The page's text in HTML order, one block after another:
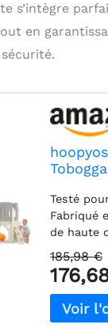
s’intègre
en
Échelle
Panier
Tunnel,
de
d'aire
Testé
Fabriqué
de haute
ensemble
pour
pour la
185,98 €